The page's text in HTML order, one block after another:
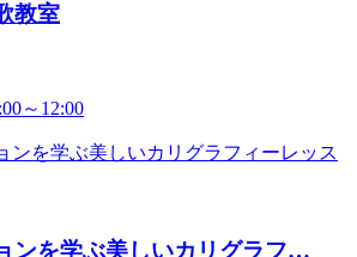
教室
～12:00
ンを学ぶ美しいカリグラフ…